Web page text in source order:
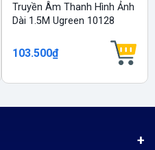
Truyền Âm Thanh Hình Ảnh
Dài 1.5M Ugreen 10128
103.500₫